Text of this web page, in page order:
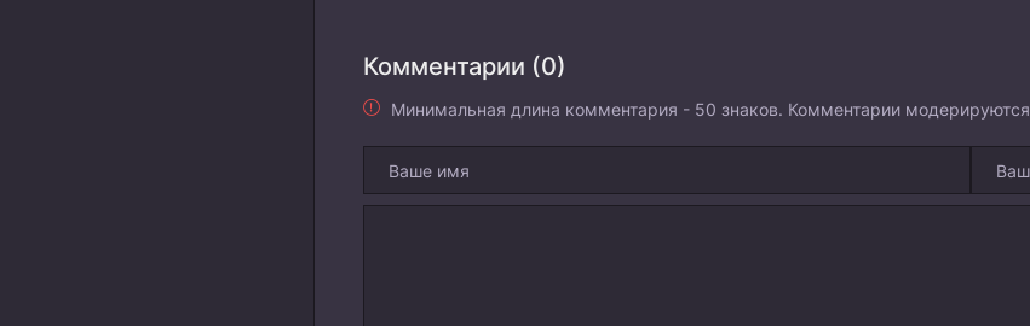
Комментарии (0)
Минимальная длина комментария - 50 знаков. Комментарии модерируются